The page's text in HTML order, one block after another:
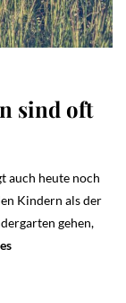
sind oft
auch heute noch
Kindern als der
gehen,